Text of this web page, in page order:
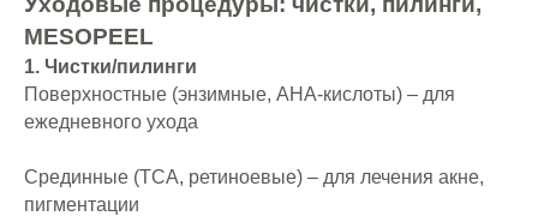
MESOPEEL
1. Чистки/пилинги
Поверхностные (энзимные, AHA-кислоты) – для
ежедневного ухода
Срединные (TCA, ретиноевые) – для лечения акне,
пигментации